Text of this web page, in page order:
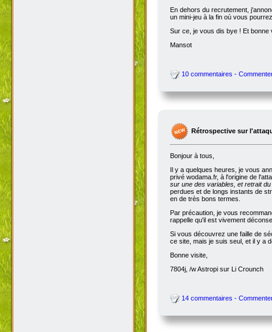
En dehors du recrutement,
un mini-jeu à la fin où vous
Sur ce, je vous dis bye ! Et bonne
Mansot
10 commentaires -
Rétrospective sur
Bonjour à tous,
Il y a quelques heures, je vous
privé wodama.fr, à l'origine de
sur une des variables, et retrait
perdues et de longs instants de
en de très bons termes.
Par précaution, je vous
rappelle qu'il est vivement
Si vous découvrez une faille de
ce site, mais je suis seul, et il y a
Bonne visite,
7804j, /w Astropi sur Li Crounch
14 commentaires -